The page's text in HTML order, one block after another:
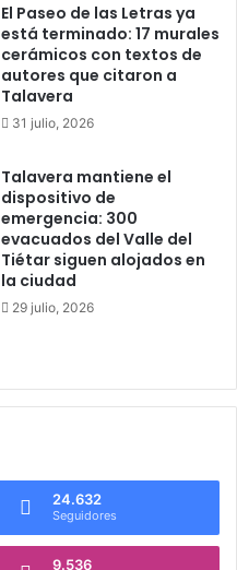
El Paseo de las Letras ya
está terminado: 17 murales
cerámicos con textos de
autores que citaron a
Talavera
31 julio, 2026
Talavera mantiene el
dispositivo de
emergencia: 300
evacuados del Valle del
Tiétar siguen alojados en
la ciudad
29 julio, 2026
24.632
Seguidores
9.536